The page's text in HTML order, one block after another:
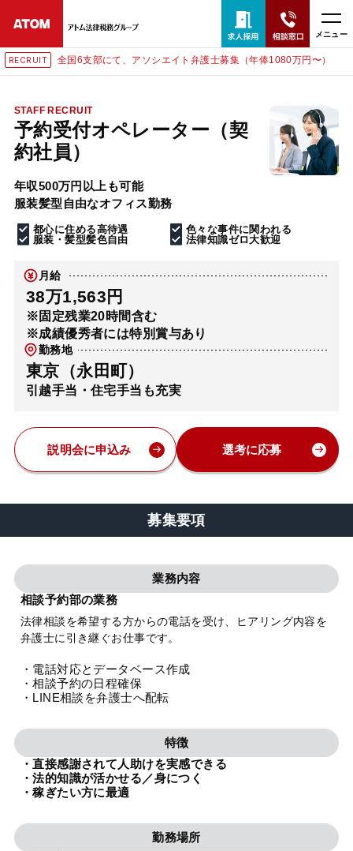
メニュー
RECRUIT 全国6支部にて、アソシエイト弁護士募集（年俸1080万円〜）
STAFF RECRUIT
予約受付オペレーター（契
約社員）
年収500万円以上も可能
服装髪型自由なオフィス勤務
都心に住める高待遇
色々な事件に関われる
服装・髪型髪色自由
法律知識ゼロ大歓迎
月給
38万1,563円
※固定残業20時間含む
※成績優秀者には特別賞与あり
勤務地
東京（永田町）
引越手当・住宅手当も充実
説明会に申込み 選考に応募
募集要項
業務内容
相談予約部の業務
法律相談を希望する方からの電話を受け、ヒアリング内容を
弁護士に引き継ぐお仕事です。
・電話対応とデータベース作成
・相談予約の日程確保
・LINE相談を弁護士へ配転
特徴
・直接感謝されて人助けを実感できる
・法的知識が活かせる／身につく
・稼ぎたい方に最適
勤務場所
24時間365日全国対応
無料相談窓口はこちら
電話・LINE・メールで相談予約受付中
ホーム
取扱分野
解決実績
アクセス
弁護士・税理士
費用
特設サイト
相談先情報サイト
プライバシーポリシー 利用規約 内部通報
TikTok受賞